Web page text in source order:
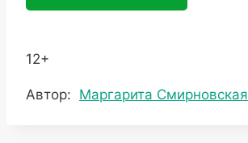
12+
Метки
Автор: Маргарита Смирновская